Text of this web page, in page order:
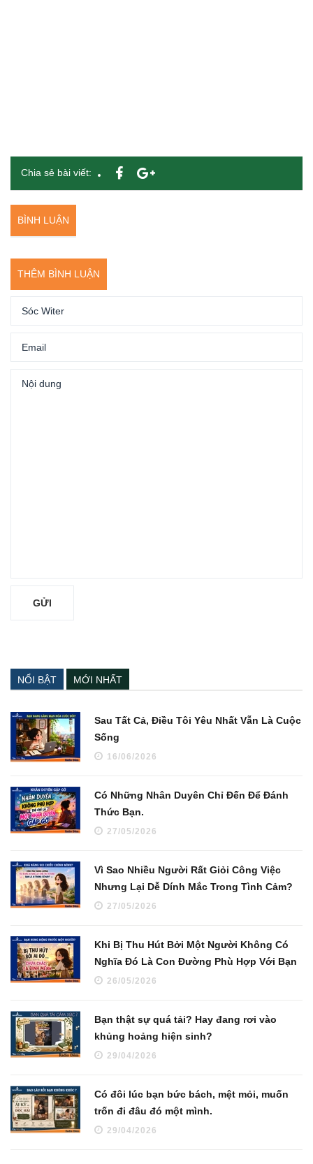
Chia sẻ bài viết:
BÌNH LUẬN
THÊM BÌNH LUẬN
NỔI BẬT
Sau Tất Cả, Điều Tôi Yêu Nhất Vẫn Là Cuộc
Sống
16/06/2026
Có Những Nhân Duyên Chỉ Đến Để Đánh
Thức Bạn.
27/05/2026
Vì Sao Nhiều Người Rất Giỏi Công Việc
Nhưng Lại Dễ Dính Mắc Trong Tình Cảm?
27/05/2026
Khi Bị Thu Hút Bởi Một Người Không Có
Nghĩa Đó Là Con Đường Phù Hợp Với Bạn
26/05/2026
Bạn thật sự quá tải? Hay đang rơi vào
khủng hoảng hiện sinh?
29/04/2026
Có đôi lúc bạn bức bách, mệt mỏi, muốn
trốn đi đâu đó một mình.
29/04/2026
MỚI NHẤT